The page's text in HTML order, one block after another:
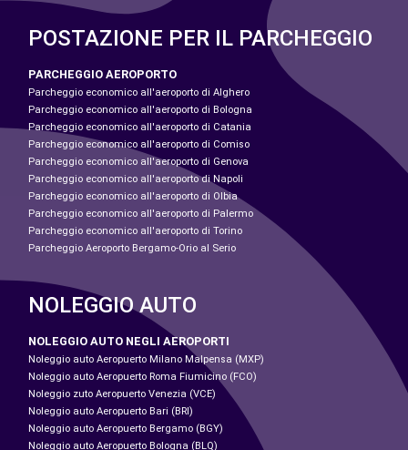
POSTAZIONE PER IL PARCHEGGIO
PARCHEGGIO AEROPORTO
Parcheggio economico all'aeroporto di Alghero
Parcheggio economico all'aeroporto di Bologna
Parcheggio economico all'aeroporto di Catania
Parcheggio economico all'aeroporto di Comiso
Parcheggio economico all'aeroporto di Genova
Parcheggio economico all'aeroporto di Napoli
Parcheggio economico all'aeroporto di Olbia
Parcheggio economico all'aeroporto di Palermo
Parcheggio economico all'aeroporto di Torino
Parcheggio Aeroporto Bergamo-Orio al Serio
NOLEGGIO AUTO
NOLEGGIO AUTO NEGLI AEROPORTI
Noleggio auto Aeropuerto Milano Malpensa (MXP)
Noleggio auto Aeropuerto Roma Fiumicino (FCO)
Noleggio zuto Aeropuerto Venezia (VCE)
Noleggio auto Aeropuerto Bari (BRI)
Noleggio auto Aeropuerto Bergamo (BGY)
Noleggio auto Aeropuerto Bologna (BLQ)